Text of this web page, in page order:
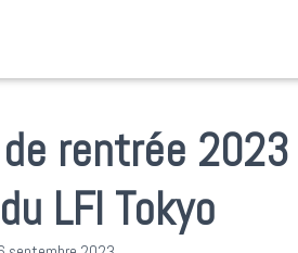
rentrée
LFI Tokyo